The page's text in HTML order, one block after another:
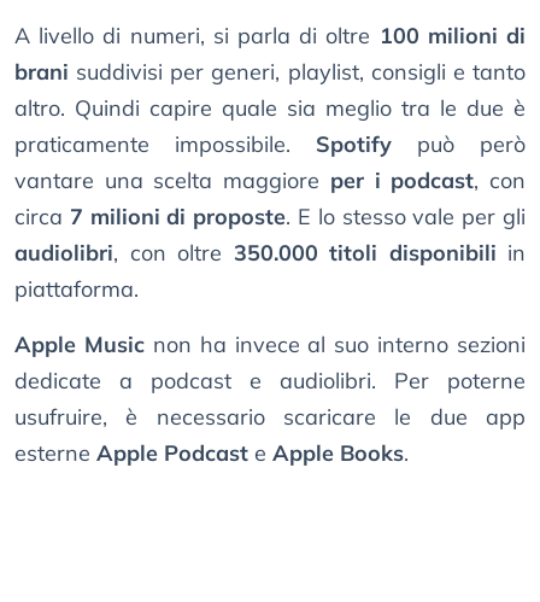
A livello di numeri, si parla di oltre 100 milioni di
brani suddivisi per generi, playlist, consigli e tanto
altro. Quindi capire quale sia meglio tra le due è
praticamente impossibile. Spotify può però
vantare una scelta maggiore per i podcast, con
circa 7 milioni di proposte. E lo stesso vale per gli
audiolibri, con oltre 350.000 titoli disponibili in
piattaforma.
Apple Musicnon ha invece al suo interno sezioni
dedicate a podcast e audiolibri. Per poterne
usufruire, è necessario scaricare le due app
esterne Apple Podcast e Apple Books.